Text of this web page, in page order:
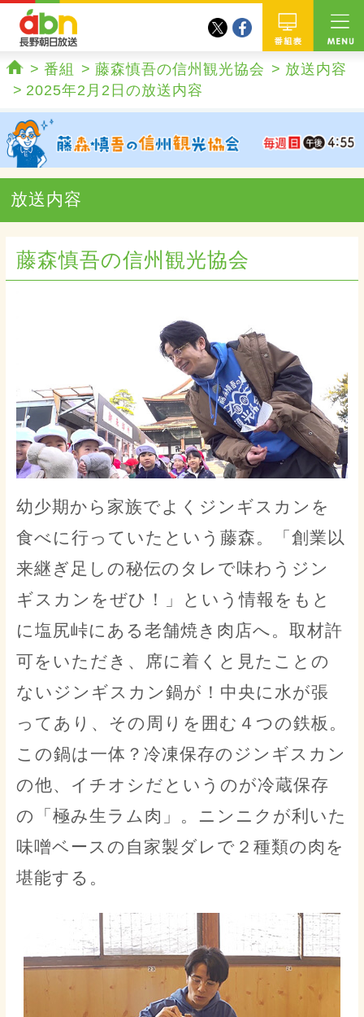
番組
twitterfacebook
ホーム
番組 藤森慎吾の信州観光協会
放送内容
2025年2月2日の放送内容
放送内容
藤森慎吾の信州観光協会
幼少期から家族でよくジンギスカンを
食べに行っていたという藤森。「創業以
来継ぎ足しの秘伝のタレで味わうジン
ギスカンをぜひ！」という情報をもと
に塩尻峠にある老舗焼き肉店へ。取材許
可をいただき、席に着くと見たことの
ないジンギスカン鍋が！中央に水が張
ってあり、その周りを囲む４つの鉄板。
この鍋は一体？冷凍保存のジンギスカン
の他、イチオシだというのが冷蔵保存
の「極み生ラム肉」。ニンニクが利いた
味噌ベースの自家製ダレで２種類の肉を
堪能する。